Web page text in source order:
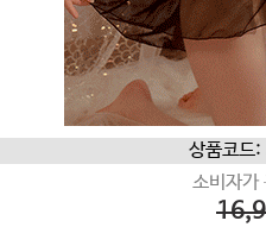
상품코드
소비자가